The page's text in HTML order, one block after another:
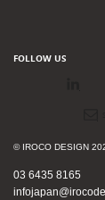
FOLLOW US
© IROCO DESIGN
03 6435 8165